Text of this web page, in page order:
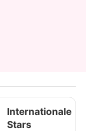
Internationale
Stars